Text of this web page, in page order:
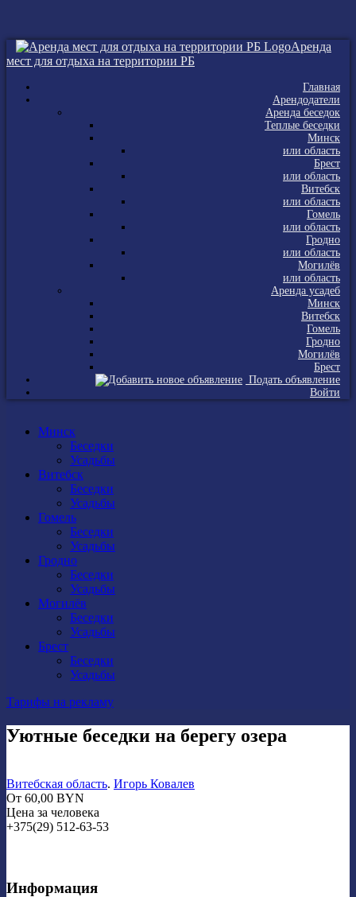
Аренда
мест для отдыха на территории РБ
Главная
Арендодатели
Аренда беседок
Теплые беседки
Минск
или область
Брест
или область
Витебск
или область
Гомель
или область
Гродно
или область
Могилёв
или область
Аренда усадеб
Минск
Витебск
Гомель
Гродно
Могилёв
Брест
Подать объявление
Войти
Минск
Беседки
Усадьбы
Витебск
Беседки
Усадьбы
Гомель
Беседки
Усадьбы
Гродно
Беседки
Усадьбы
Могилёв
Беседки
Усадьбы
Брест
Беседки
Усадьбы
Тарифы на рекламу
Уютные беседки на берегу озера
Витебская область. Игорь Ковалев
От 60,00 BYN
Цена за человека
+375(29) 512-63-53
Информация